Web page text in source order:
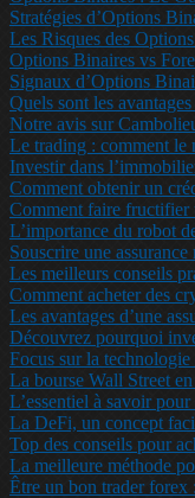
Stratégies d’Options
Les Risques des
Options Binaires vs
Signaux d’Options
Quels sont les
Notre avis sur
Le trading : comment le
Investir dans
Comment obtenir un
Comment faire fructifier
L’importance du robot
Souscrire une
Les meilleurs conseils
Comment acheter des
Les avantages d’une
Découvrez pourquoi
Focus sur la
La bourse Wall Street
L’essentiel à savoir
La DeFi, un concept
Top des conseils pour
La meilleure méthode
Être un bon trader forex